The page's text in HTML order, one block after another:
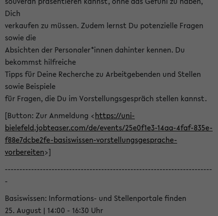
Dich
verkaufen zu müssen. Zudem lernst Du potenzielle Fragen
sowie die
Absichten der Personaler*innen dahinter kennen. Du
bekommst hilfreiche
Tipps für Deine Recherche zu Arbeitgebenden und Stellen
sowie Beispiele
für Fragen, die Du im Vorstellungsgespräch stellen kannst.
[Button: Zur Anmeldung <https://uni-
bielefeld.jobteaser.com/de/events/25e0f1e3-14aa-4faf-835e-
f88e7dcbe2fe-basiswissen-vorstellungsgesprache-
vorbereiten>]
-----------------------------------------------------------------------
-
Basiswissen: Informations- und Stellenportale finden
25. August | 14:00 - 16:30 Uhr